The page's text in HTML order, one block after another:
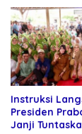
Instruksi
Presiden
Janji